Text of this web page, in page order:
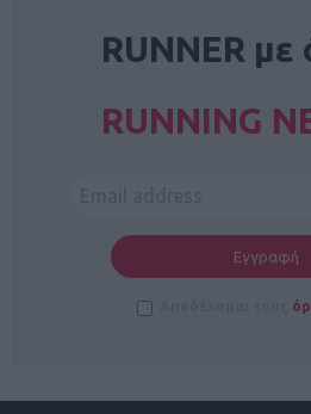
RUNNER με
RUNNING